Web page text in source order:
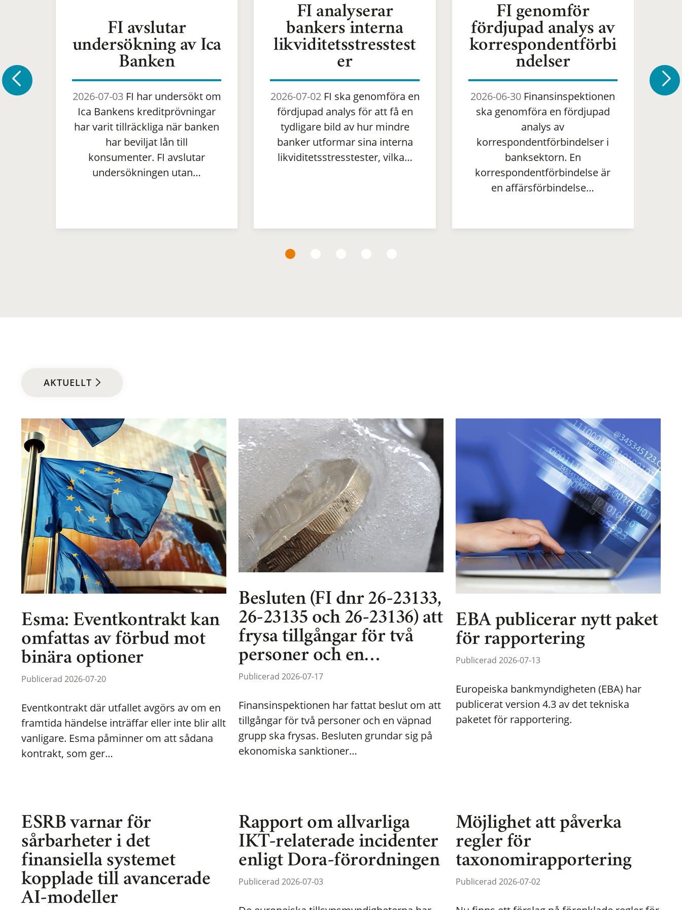
FI avslutar
undersökning av Ica
Banken
2026-07-03FI har undersökt om
Ica Bankens kreditprövningar
har varit tillräckliga när banken
har beviljat lån till
konsumenter. FI avslutar
undersökningen utan…
FI analyserar
bankers interna
likviditetsstresstest
er
2026-07-02FI ska genomföra en
fördjupad analys för att få en
tydligare bild av hur mindre
banker utformar sina interna
likviditetsstresstester, vilka…
FI genomför
fördjupad analys av
korrespondentförbi
ndelser
2026-06-30 Finansinspektionen
ska genomföra en fördjupad
analys av
korrespondentförbindelser i
banksektorn. En
korrespondentförbindelse är
en affärsförbindelse…
AKTUELLT
Esma: Eventkontrakt kan
omfattas av förbud mot
binära optioner
Publicerad 2026-07-20
Eventkontrakt där utfallet avgörs av om en
framtida händelse inträffar eller inte blir allt
vanligare. Esma påminner om att sådana
kontrakt, som ger…
Besluten (FI dnr 26-23133,
26-23135 och 26-23136) att
frysa tillgångar för två
personer och en…
Publicerad 2026-07-17
Finansinspektionen har fattat beslut om att
tillgångar för två personer och en väpnad
grupp ska frysas. Besluten grundar sig på
ekonomiska sanktioner…
EBA publicerar nytt paket
för rapportering
Publicerad 2026-07-13
Europeiska bankmyndigheten (EBA) har
publicerat version 4.3 av det tekniska
paketet för rapportering.
ESRB varnar för
sårbarheter i det
finansiella systemet
kopplade till avancerade
AI-modeller
Rapport om allvarliga
IKT-relaterade incidenter
enligt Dora-förordningen
Publicerad 2026-07-03
Möjlighet att påverka
regler för
taxonomirapportering
Publicerad 2026-07-02